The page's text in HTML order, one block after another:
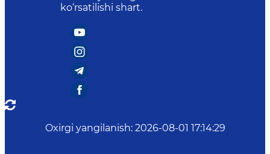
ko‘rsatilishi shart.
Oxirgi yangilanish: 2026-08-01 17:14:29